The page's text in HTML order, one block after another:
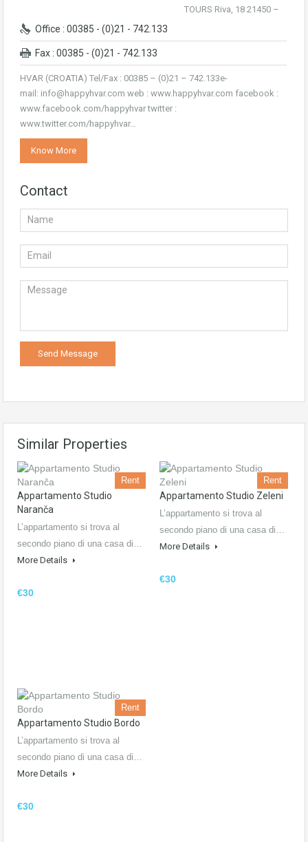
Office : 00385 - (0)21 - 742.133
Fax : 00385 - (0)21 - 742.133
TOURS Riva, 18 21450 –
HVAR (CROATIA) Tel/Fax : 00385 – (0)21 – 742.133e-
mail: info@happyhvar.com web : www.happyhvar.com facebook :
www.facebook.com/happyhvar twitter :
www.twitter.com/happyhvar…
Know More
Contact
Similar Properties
Rent
Appartamento Studio
Naranča
L’appartamento si trova al
secondo piano di una casa di…
More Details
€30
Rent
Appartamento Studio Zeleni
L’appartamento si trova al
secondo piano di una casa di…
More Details
€30
Rent
Appartamento Studio Bordo
L’appartamento si trova al
secondo piano di una casa di…
More Details
€30